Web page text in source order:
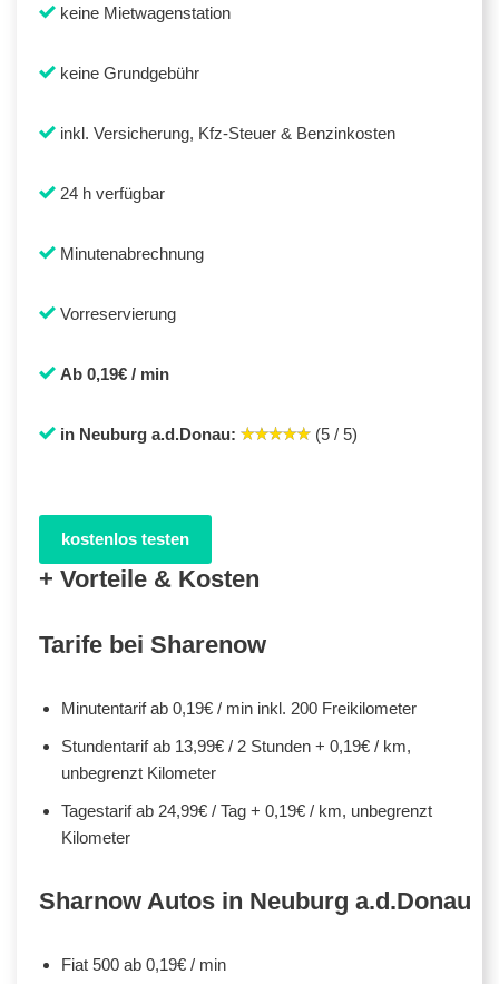
keine Mietwagenstation
keine Grundgebühr
inkl. Versicherung, Kfz-Steuer & Benzinkosten
24 h verfügbar
Minutenabrechnung
Vorreservierung
Ab 0,19€ / min
in Neuburg a.d.Donau: (5 / 5)
kostenlos testen
+ Vorteile & Kosten
Tarife bei Sharenow
Minutentarif ab 0,19€ / min inkl. 200 Freikilometer
Stundentarif ab 13,99€ / 2 Stunden + 0,19€ / km,
unbegrenzt Kilometer
Tagestarif ab 24,99€ / Tag + 0,19€ / km, unbegrenzt
Kilometer
Sharnow Autos in Neuburg a.d.Donau
Fiat 500 ab 0,19€ / min